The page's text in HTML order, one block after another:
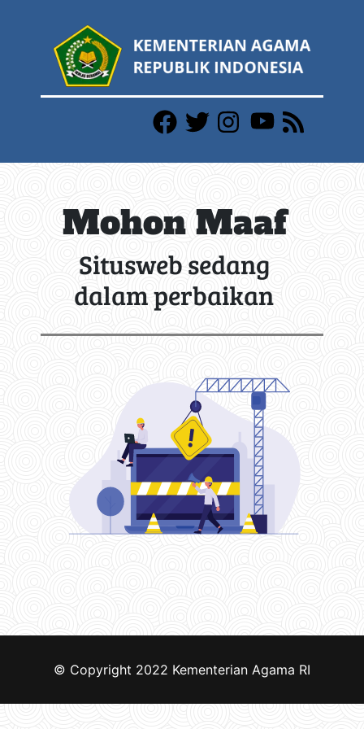
Mohon Maaf
Situsweb sedang
dalam perbaikan
© Copyright 2022 Kementerian Agama RI